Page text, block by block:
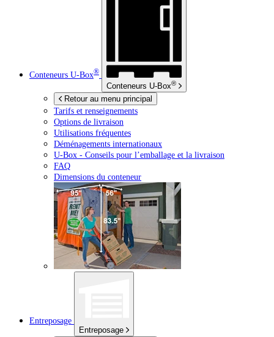
Conteneurs U-Box®
Conteneurs U-Box®
Retour au menu principal
Tarifs et renseignements
Options de livraison
Utilisations fréquentes
Déménagements internationaux
U-Box - Conseils pour l’emballage et la livraison
FAQ
Dimensions du conteneur
Entreposage
Entreposage